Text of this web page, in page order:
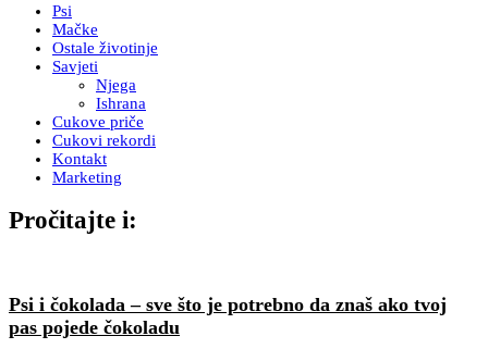
Psi
Mačke
Ostale životinje
Savjeti
Njega
Ishrana
Cukove priče
Cukovi rekordi
Kontakt
Marketing
Pročitajte i:
Psi i čokolada – sve što je potrebno da znaš ako tvoj
pas pojede čokoladu